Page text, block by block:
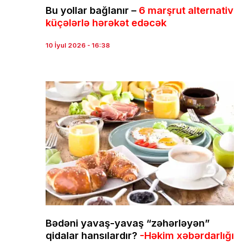
Bu yollar bağlanır – 6 marşrut alternativ
küçələrlə hərəkət edəcək
10 İyul 2026 - 16:38
Bədəni yavaş-yavaş “zəhərləyən”
qidalar hansılardır? -Həkim xəbərdarlığı